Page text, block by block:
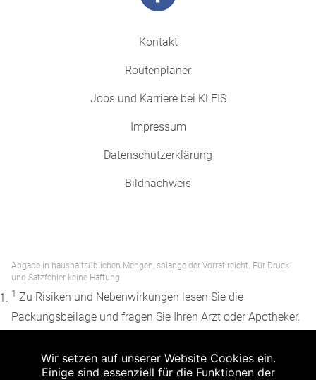
Kontakt
Routenplaner
Jobs und Karriere bei KLEIS
Impressum
Datenschutzerklärung
Bildnachweis
Abgabe in haushaltsüblichen Mengen, solange der Vorrat reicht. Für Druck-
und Satzfehler keine Haftung.
1 Zu Risiken und Nebenwirkungen lesen Sie die
Packungsbeilage und fragen Sie Ihren Arzt oder Apotheker.
Apothekenerstattungspreis (AEP). Der AEP ist keine
Wir setzen auf unserer Website Cookies ein.
Einige sind essenziell für die Funktionen der